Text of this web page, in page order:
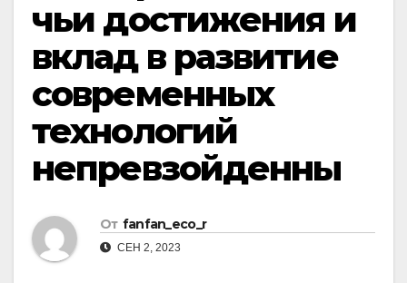
чьи достижения и
вклад в развитие
современных
технологий
непревзойденны
От fanfan_eco_r
СЕН 2, 2023